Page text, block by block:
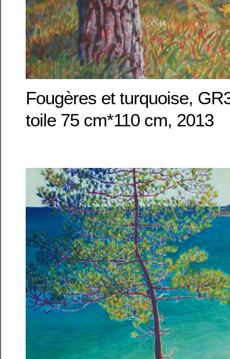
Fougères et turquoise,
toile 75 cm*110 cm, 2013